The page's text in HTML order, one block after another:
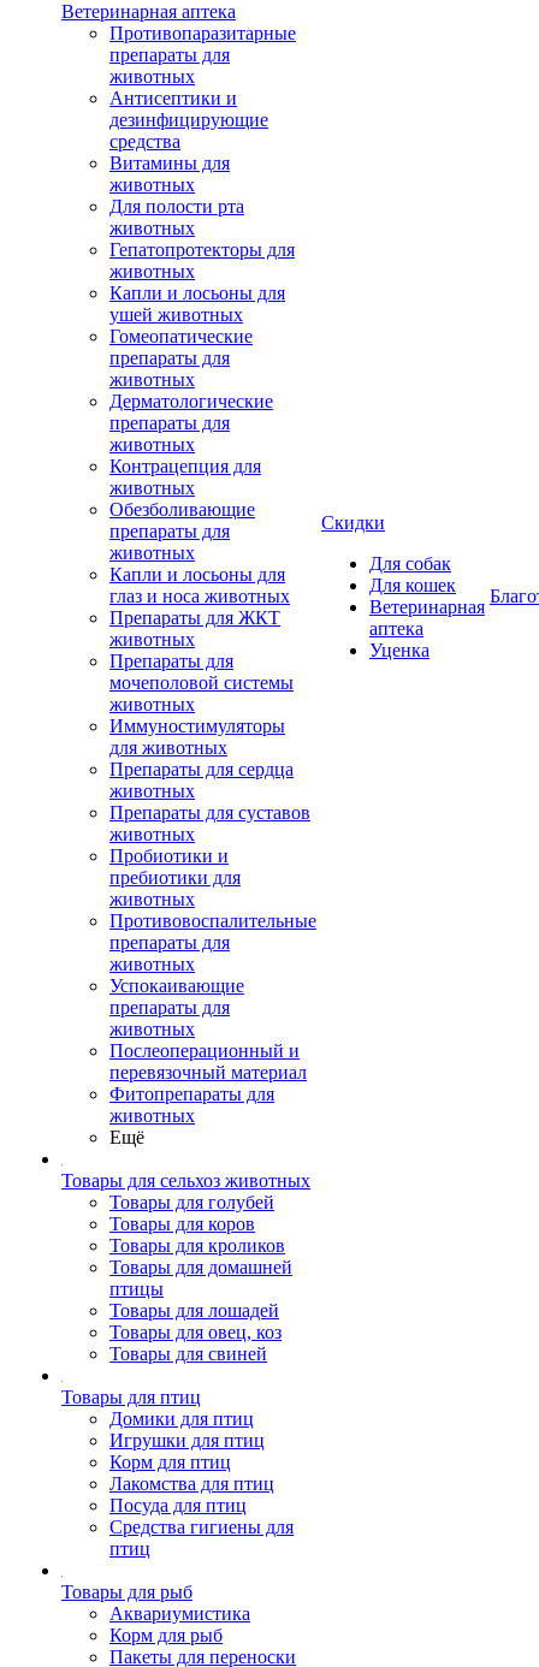
Ветеринарная аптека
Противопаразитарные
препараты для
животных
Антисептики и
дезинфицирующие
средства
Витамины для
животных
Для полости рта
животных
Гепатопротекторы для
животных
Капли и лосьоны для
ушей животных
Гомеопатические
препараты для
животных
Дерматологические
препараты для
животных
Контрацепция для
животных
Обезболивающие
препараты для
животных
Капли и лосьоны для
глаз и носа животных
Препараты для ЖКТ
животных
Препараты для
мочеполовой системы
животных
Иммуностимуляторы
для животных
Препараты для сердца
животных
Препараты для суставов
животных
Пробиотики и
пребиотики для
животных
Противовоспалительные
препараты для
животных
Успокаивающие
препараты для
животных
Послеоперационный и
перевязочный материал
Фитопрепараты для
животных
Ещё
Товары для сельхоз животных
Товары для голубей
Товары для коров
Товары для кроликов
Товары для домашней
птицы
Товары для лошадей
Товары для овец, коз
Товары для свиней
Товары для птиц
Домики для птиц
Игрушки для птиц
Корм для птиц
Лакомства для птиц
Посуда для птиц
Средства гигиены для
птиц
Товары для рыб
Аквариумистика
Корм для рыб
Пакеты для переноски
Скидки
Для собак
Для кошек
Ветеринарная
аптека
Уценка